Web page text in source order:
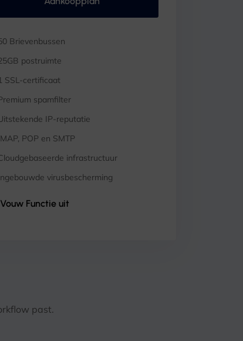
Brievenbussen
postruimte
SSL-certificaat
spamfilter
IP-reputatie
POP en SMTP
infrastructuur
virusbescherming
Vouw Functie uit
past.